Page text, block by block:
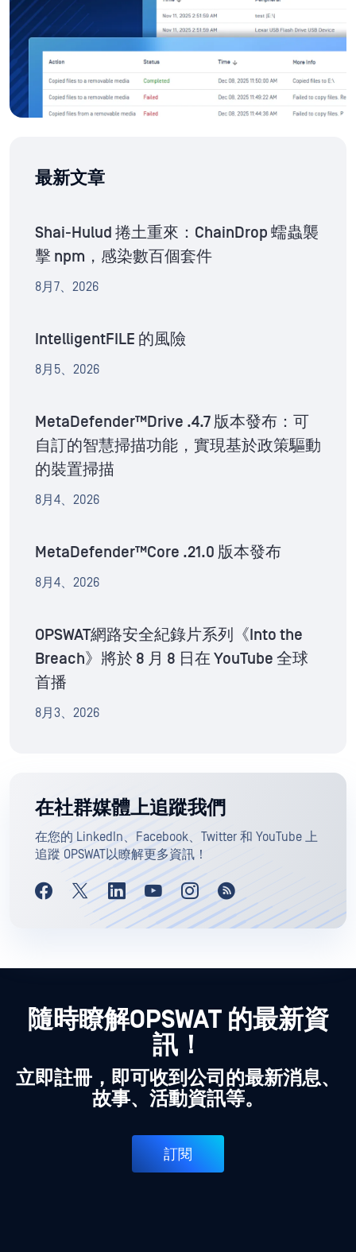
最新文章
Shai-Hulud 捲土重來：ChainDrop 蠕蟲襲
擊 npm，感染數百個套件
8月7、2026
IntelligentFILE 的風險
8月5、2026
MetaDefender™Drive .4.7 版本發布：可
自訂的智慧掃描功能，實現基於政策驅動
的裝置掃描
8月4、2026
MetaDefender™Core .21.0 版本發布
8月4、2026
OPSWAT網路安全紀錄片系列《Into the
Breach》將於 8 月 8 日在 YouTube 全球
首播
8月3、2026
在社群媒體上追蹤我們
在您的 LinkedIn、Facebook、Twitter 和 YouTube 上
追蹤 OPSWAT以瞭解更多資訊！
隨時瞭解OPSWAT 的最新資
訊！
立即註冊，即可收到公司的最新消息、
故事、活動資訊等。
訂閱